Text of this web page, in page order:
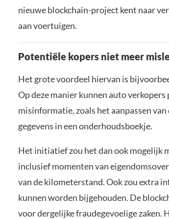
nieuwe blockchain-project kent naar
aan voertuigen.
Potentiële kopers niet meer
Het grote voordeel hiervan is
Op deze manier kunnen auto
misinformatie, zoals het aanpassen
gegevens in een onderhoudsboekje.
Het initiatief zou het dan ook mogelijk
inclusief momenten van
van de kilometerstand. Ook zou extra
kunnen worden bijgehouden. De
voor dergelijke fraudegevoelige